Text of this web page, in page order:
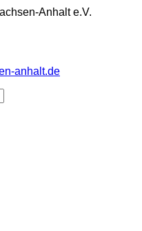
Anhalt e.V.
anhalt.de